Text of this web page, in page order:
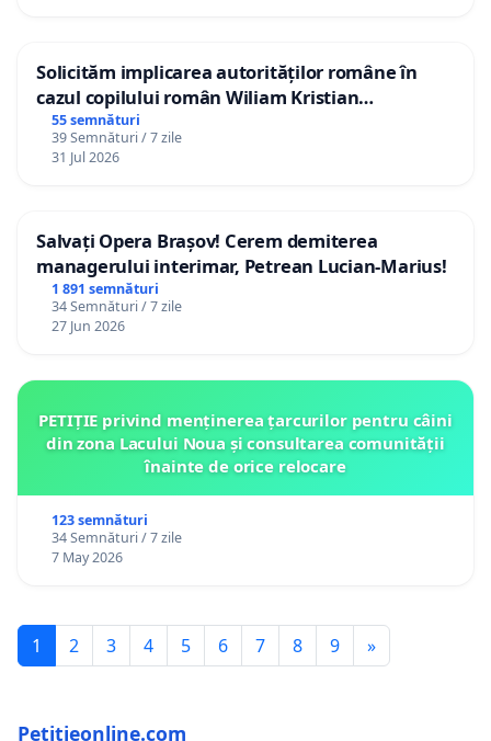
Solicităm implicarea autorităților române în
cazul copilului român Wiliam Kristian
Gheorghe, aflat în plasament în Danemarca de
12 ani
55 semnături
39 Semnături / 7 zile
31 Jul 2026
Salvați Opera Brașov! Cerem demiterea
managerului interimar, Petrean Lucian-Marius!
1 891 semnături
34 Semnături / 7 zile
27 Jun 2026
PETIȚIE privind menținerea țarcurilor pentru câini
din zona Lacului Noua și consultarea comunității
înainte de orice relocare
123 semnături
34 Semnături / 7 zile
7 May 2026
1 2 3 4 5 6 7 8 9 »
Petitieonline.com